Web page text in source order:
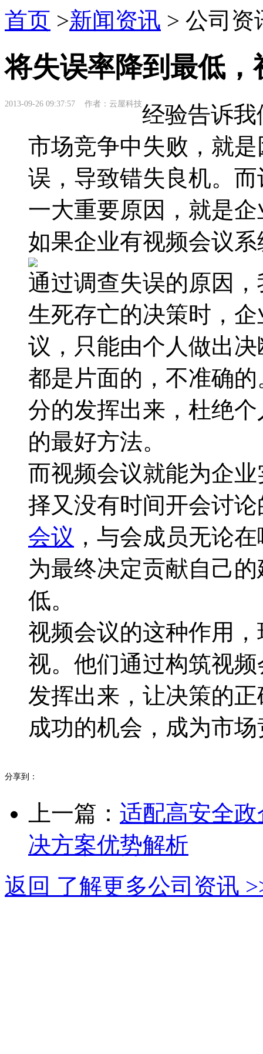
首页 >新闻资讯 > 公司资
将失误率降到最低
2013-09-26 09:37:57 作者：云屋科技经验告诉
市场竞争中失败，就
误，导致错失良机。
一大重要原因，就是
如果企业有视频会议
通过调查失误的原因
生死存亡的决策时，
议，只能由个人做出
都是片面的，不准确
分的发挥出来，杜绝
的最好方法。
而视频会议就能为企
择又没有时间开会讨
会议 ，与会成员无论
为最终决定贡献自己
低。
视频会议的这种作用
视。他们通过构筑视
发挥出来，让决策的
成功的机会，成为市
分享到：
上一篇： 适配高安全
决方案优势解析
返回 了解更多公司资讯